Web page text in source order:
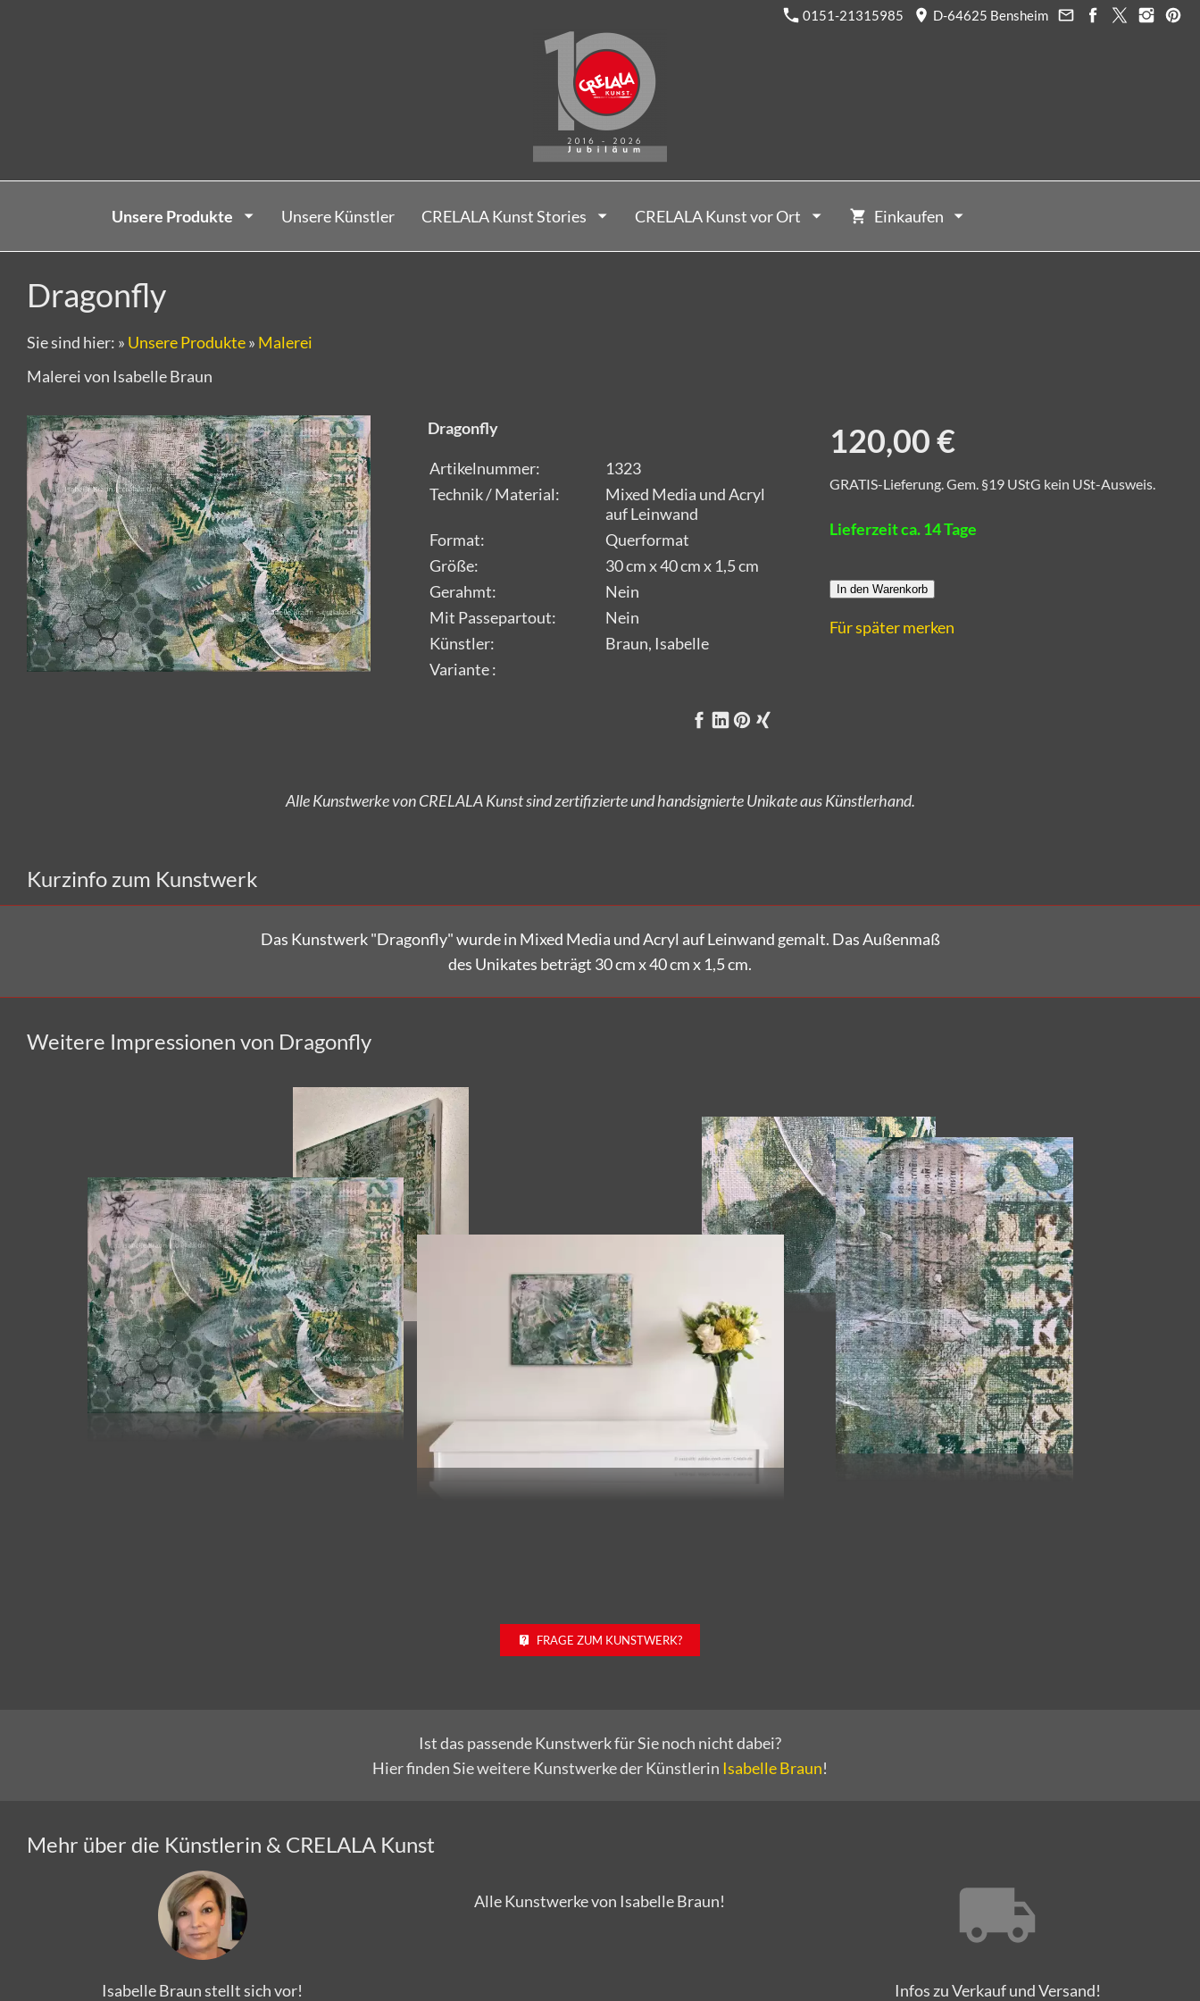
0151-21315985 D-64625 Bensheim
Unsere Produkte Unsere Künstler CRELALA Kunst Stories CRELALA Kunst vor Ort Einkaufen
Dragonfly
Sie sind hier: » Unsere Produkte» Malerei
Malerei von Isabelle Braun
Dragonfly
Artikelnummer:
1323
Technik / Material:
Mixed Media und Acryl
auf Leinwand
Format:
Querformat
Größe:
30 cm x 40 cm x 1,5 cm
Gerahmt:
Nein
Mit Passepartout:
Nein
Künstler:
Braun, Isabelle
Variante :
120,00 €
GRATIS-Lieferung. Gem. §19 UStG kein USt-Ausweis.
Lieferzeit ca. 14 Tage
In den Warenkorb
Für später merken
Versandkostenfrei bestellen!
Kurzinfo zum Kunstwerk
Das Kunstwerk "Dragonfly" wurde in Mixed Media und Acryl auf Leinwand gemalt. Das Außenmaß
des Unikates beträgt 30 cm x 40 cm x 1,5 cm.
Weitere Impressionen von Dragonfly
FRAGE ZUM KUNSTWERK?
Ist das passende Kunstwerk für Sie noch nicht dabei?
Hier finden Sie weitere Kunstwerke der Künstlerin Isabelle Braun!
Mehr über die Künstlerin & CRELALA Kunst
Isabelle Braun stellt sich vor!
Alle Kunstwerke von Isabelle Braun!
Infos zu Verkauf und Versand!